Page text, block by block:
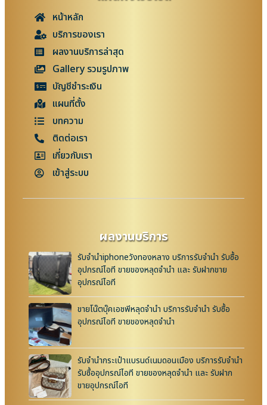
หน้าหลัก
บริการของเรา
ผลงานบริการล่าสุด
Gallery รวมรูปภาพ
บัญชีชำระเงิน
แผนที่ตั้ง
บทความ
ติดต่อเรา
เกี่ยวกับเรา
เข้าสู่ระบบ
ผลงานบริการ
รับจำนำiphoneวังทองหลาง บริการรับจำนำ รับซื้อ
อุปกรณ์ไอที ขายของหลุดจำนำ และ รับฝากขาย
อุปกรณ์ไอที
ขายโน๊ตบุ๊คเอชพีหลุดจำนำ บริการรับจำนำ รับซื้อ
อุปกรณ์ไอที ขายของหลุดจำนำ
รับจำนำกระเป๋าแบรนด์เนมดอนเมือง บริการรับจำนำ
รับซื้ออุปกรณ์ไอที ขายของหลุดจำนำ และ รับฝาก
ขายอุปกรณ์ไอที